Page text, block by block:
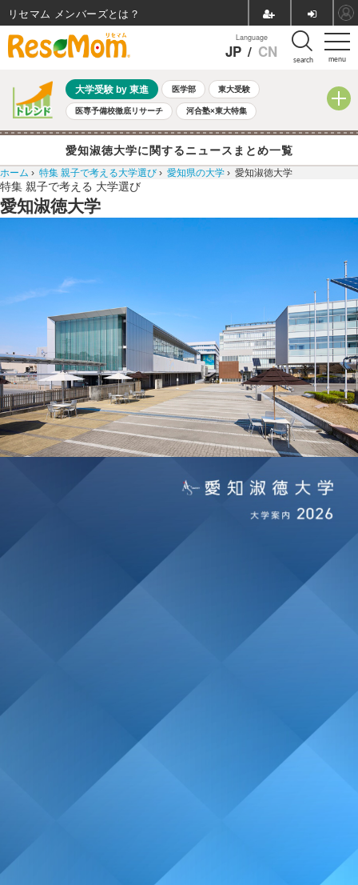
menu
Language
JP / CN search
大学受験 by 東進 医学部 東大受験
医専予備校徹底リサーチ 河合塾×東大特集
親子で考える大学選び 高校受験 中学受験 小学校受験
夏休み 8月開催学校説明会・相談会
8月開催イベント・WS 全国公立高校 過去問 人気記事
自由研究教材（小学生向け）
愛知淑徳大学に関するニュースまとめ一覧
ホーム › 特集 親子で考える大学選び › 愛知県の大学 › 愛知淑徳大学
特集 親子で考える 大学選び
愛知淑徳大学
リセマム メンバーズ